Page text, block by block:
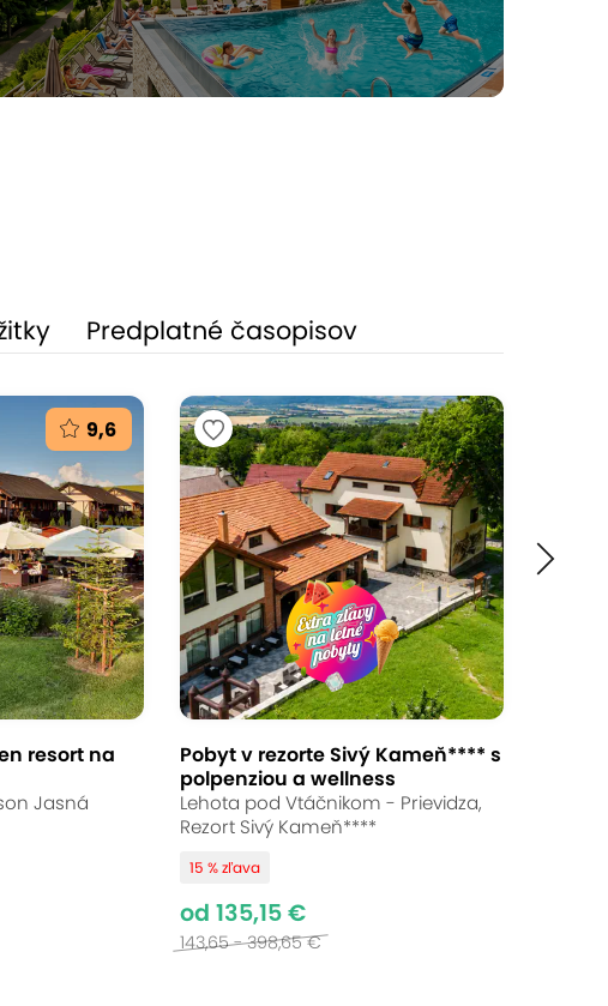
Predplatné časopisov
9,6
resort na
Jasná
Pobyt v rezorte Sivý Kameň**** s
polpenziou a wellness
Lehota pod Vtáčnikom - Prievidza,
Rezort Sivý Kameň****
15 % zľava
od 135,15 €
143,65 - 398,65 €